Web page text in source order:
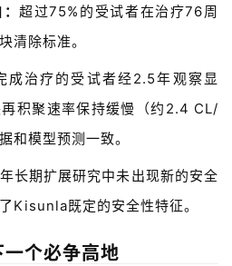
：超过75%的受试者在治疗76周
清除标准。
成治疗的受试者经2.5年观察显
积聚速率保持缓慢（约2.4 CL/
和模型预测一致。
长期扩展研究中未出现新的安全
Kisunla既定的安全性特征。
个必争高地